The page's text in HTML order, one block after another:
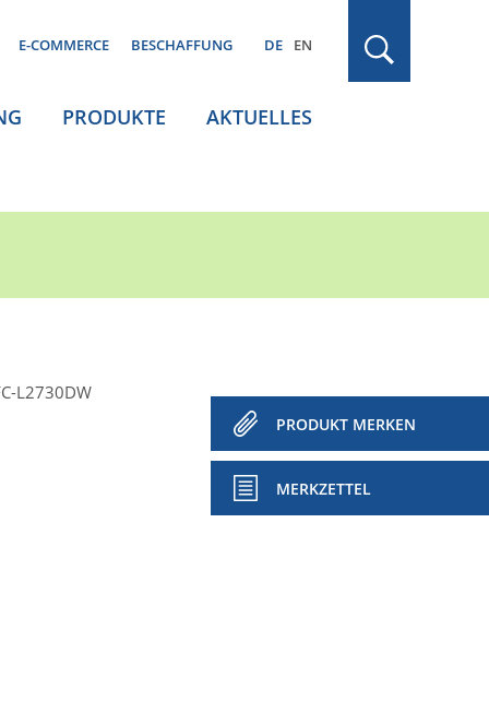
E-COMMERCE BESCHAFFUNG DE EN
PRODUKTE AKTUELLES
L2730DW
PRODUKT MERKEN
MERKZETTEL